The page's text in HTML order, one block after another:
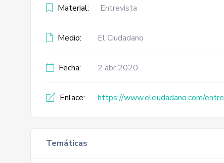
Material: Entrevista
Medio: El Ciudadano
Fecha: 2 abr 2020
Enlace: https://www.elciudadano.com/
Temáticas